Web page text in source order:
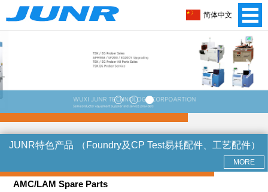
JUNR特色产品 （Foundry及CP Test易耗配件、工艺配件）
MORE
AMC/LAM Spare Parts
简体中文